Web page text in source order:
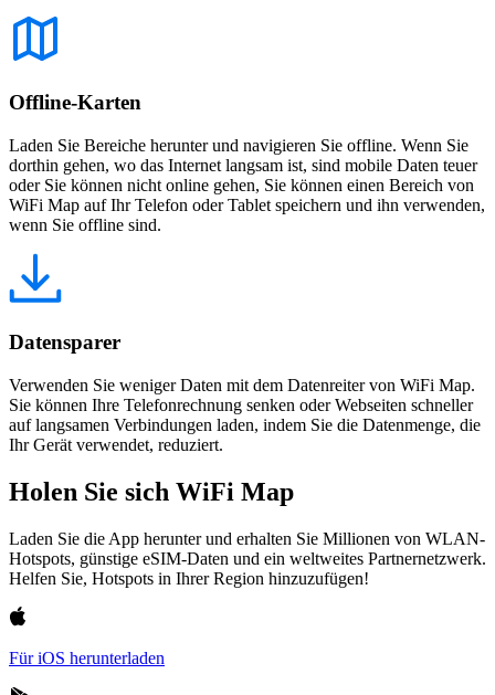
Offline-Karten
Laden Sie Bereiche herunter und navigieren Sie offline. Wenn Sie
dorthin gehen, wo das Internet langsam ist, sind mobile Daten teuer
oder Sie können nicht online gehen, Sie können einen Bereich von
WiFi Map auf Ihr Telefon oder Tablet speichern und ihn verwenden,
wenn Sie offline sind.
Datensparer
Verwenden Sie weniger Daten mit dem Datenreiter von WiFi Map.
Sie können Ihre Telefonrechnung senken oder Webseiten schneller
auf langsamen Verbindungen laden, indem Sie die Datenmenge, die
Ihr Gerät verwendet, reduziert.
Holen Sie sich WiFi Map
Laden Sie die App herunter und erhalten Sie Millionen von WLAN-
Hotspots, günstige eSIM-Daten und ein weltweites Partnernetzwerk.
Helfen Sie, Hotspots in Ihrer Region hinzuzufügen!
Für iOS herunterladen